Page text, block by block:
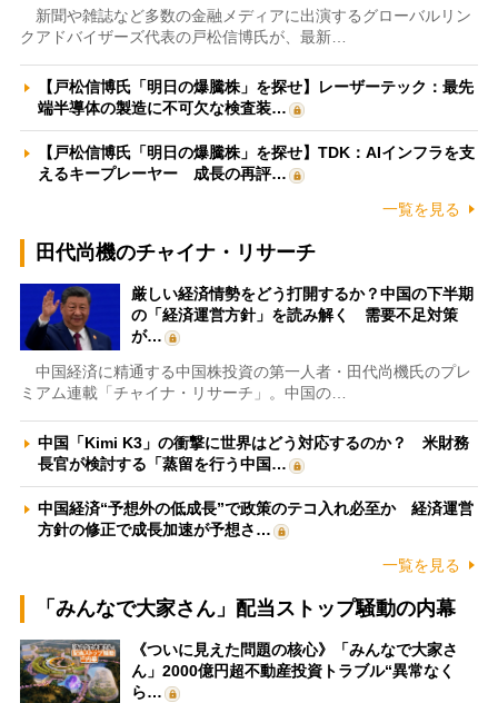
新聞や雑誌など多数の金融メディアに出演するグローバルリン
クアドバイザーズ代表の戸松信博氏が、最新…
【戸松信博氏「明日の爆騰株」を探せ】レーザーテック：最先
端半導体の製造に不可欠な検査装…
【戸松信博氏「明日の爆騰株」を探せ】TDK：AIインフラを支
えるキープレーヤー 成長の再評…
一覧を見る
田代尚機のチャイナ・リサーチ
厳しい経済情勢をどう打開するか？中国の下半期
の「経済運営方針」を読み解く 需要不足対策
が…
中国経済に精通する中国株投資の第一人者・田代尚機氏のプレ
ミアム連載「チャイナ・リサーチ」。中国の…
中国「Kimi K3」の衝撃に世界はどう対応するのか？ 米財務
長官が検討する「蒸留を行う中国…
中国経済“予想外の低成長”で政策のテコ入れ必至か 経済運営
方針の修正で成長加速が予想さ…
一覧を見る
「みんなで大家さん」配当ストップ騒動の内幕
《ついに見えた問題の核心》「みんなで大家さ
ん」2000億円超不動産投資トラブル“異常なく
ら…